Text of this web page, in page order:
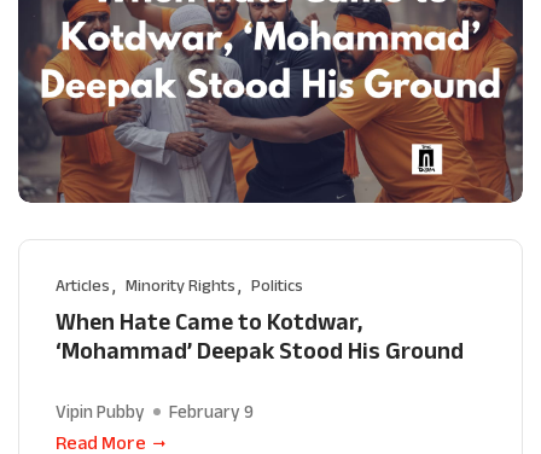
Articles Minority Rights Politics
When Hate Came to Kotdwar,
‘Mohammad’ Deepak Stood His Ground
Vipin Pubby
February 9
Read More